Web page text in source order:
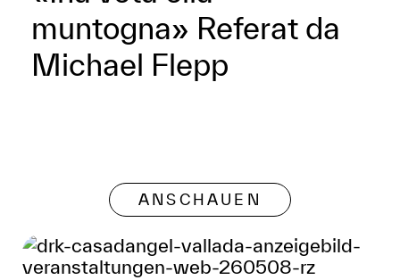
muntogna» Referat da
Michael Flepp
ANSCHAUEN